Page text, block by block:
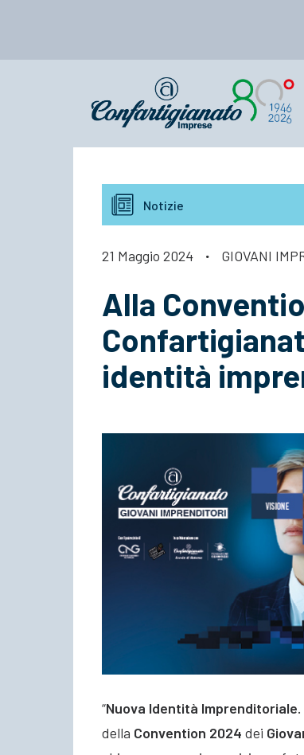
Notizie
21 Maggio 2024 · GIOVANI
Alla
identità
“Nuova Identità
della Convention 2024 dei